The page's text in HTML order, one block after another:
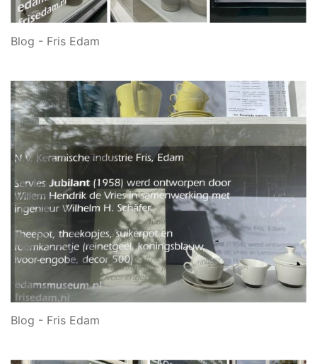
Blog - Fris Edam
Blog - Fris Edam